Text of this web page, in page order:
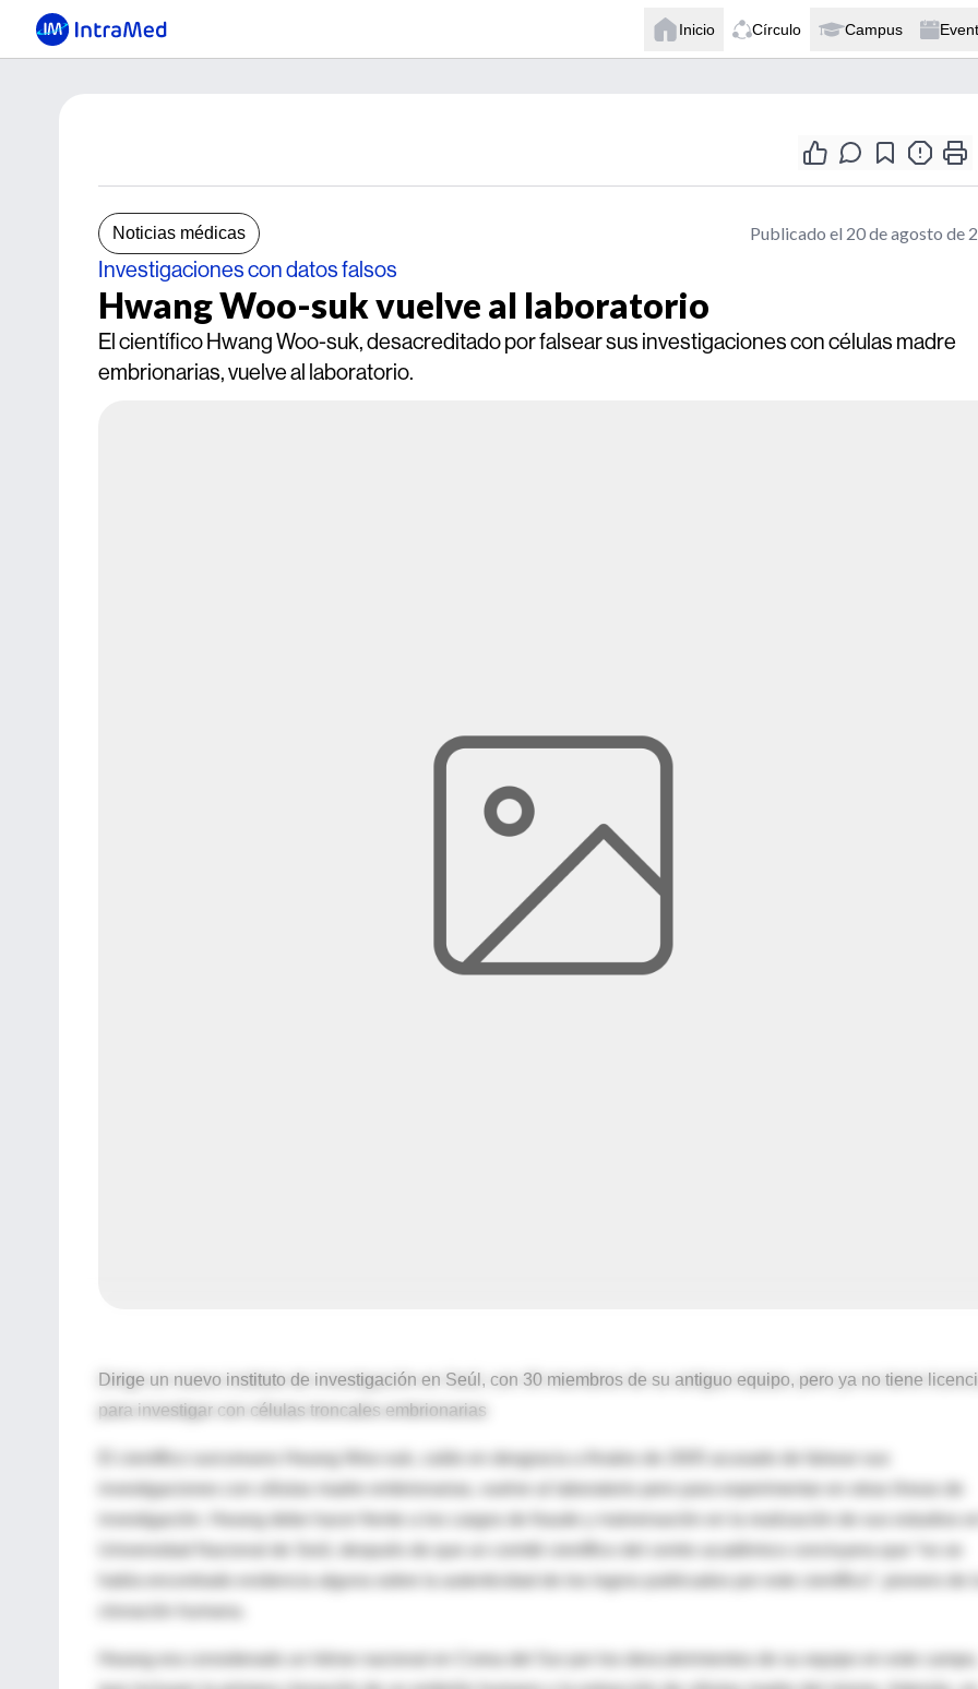
Inicio Círculo Campus
Noticias médicas Publicado el 20 de agosto de
Investigaciones con datos falsos
Hwang Woo-suk vuelve al laboratorio
El científico Hwang Woo-suk, desacreditado por falsear sus investigaciones con células madre
embrionarias, vuelve al laboratorio.
Dirige un nuevo instituto de investigación en Seúl, con 30 miembros de su antiguo equipo, pero ya no tiene
para investigar con células troncales embrionarias
El científico surcoreano Hwang Woo-suk, caído en desgracia a finales de 2005 acusado de falsear sus
investigaciones con células madre embrionarias, vuelve al laboratorio pero para experimentar en otras líneas de
investigación. Hwang debe hacer frente a los cargos de fraude y malversación en la realización de sus estudios
había encontrado evidencia alguna sobre la autenticidad de los logros publicados por este científico”, pionero de
Hwang era considerado un héroe nacional en Corea del Sur por los descubrimientos de su equipo en este